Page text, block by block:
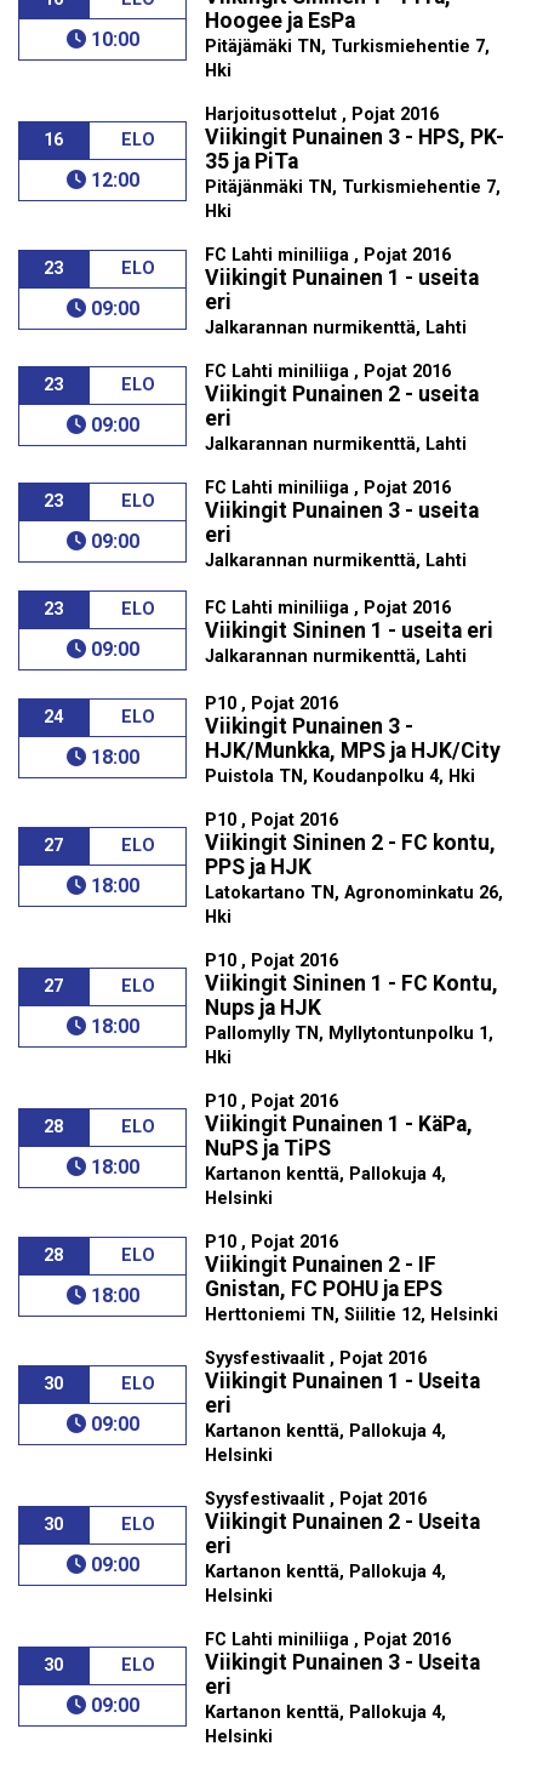
10:00
Hoogee ja EsPa
Pitäjämäki TN, Turkismiehentie 7,
Hki
16 ELO
12:00
Harjoitusottelut , Pojat 2016
Viikingit Punainen 3 - HPS, PK-
35 ja PiTa
Pitäjänmäki TN, Turkismiehentie 7,
Hki
23 ELO
09:00
FC Lahti miniliiga , Pojat 2016
Viikingit Punainen 1 - useita
eri
Jalkarannan nurmikenttä, Lahti
23 ELO
09:00
FC Lahti miniliiga , Pojat 2016
Viikingit Punainen 2 - useita
eri
Jalkarannan nurmikenttä, Lahti
23 ELO
09:00
FC Lahti miniliiga , Pojat 2016
Viikingit Punainen 3 - useita
eri
Jalkarannan nurmikenttä, Lahti
23 ELO
09:00
FC Lahti miniliiga , Pojat 2016
Viikingit Sininen 1 - useita eri
Jalkarannan nurmikenttä, Lahti
24 ELO
18:00
P10 , Pojat 2016
Viikingit Punainen 3 -
HJK/Munkka, MPS ja HJK/City
Puistola TN, Koudanpolku 4, Hki
27 ELO
18:00
P10 , Pojat 2016
Viikingit Sininen 2 - FC kontu,
PPS ja HJK
Latokartano TN, Agronominkatu 26,
Hki
27 ELO
18:00
P10 , Pojat 2016
Viikingit Sininen 1 - FC Kontu,
Nups ja HJK
Pallomylly TN, Myllytontunpolku 1,
Hki
28 ELO
18:00
P10 , Pojat 2016
Viikingit Punainen 1 - KäPa,
NuPS ja TiPS
Kartanon kenttä, Pallokuja 4,
Helsinki
28 ELO
18:00
P10 , Pojat 2016
Viikingit Punainen 2 - IF
Gnistan, FC POHU ja EPS
Herttoniemi TN, Siilitie 12, Helsinki
30 ELO
09:00
Syysfestivaalit , Pojat 2016
Viikingit Punainen 1 - Useita
eri
Kartanon kenttä, Pallokuja 4,
Helsinki
30 ELO
09:00
Syysfestivaalit , Pojat 2016
Viikingit Punainen 2 - Useita
eri
Kartanon kenttä, Pallokuja 4,
Helsinki
30 ELO
09:00
FC Lahti miniliiga , Pojat 2016
Viikingit Punainen 3 - Useita
eri
Kartanon kenttä, Pallokuja 4,
Helsinki